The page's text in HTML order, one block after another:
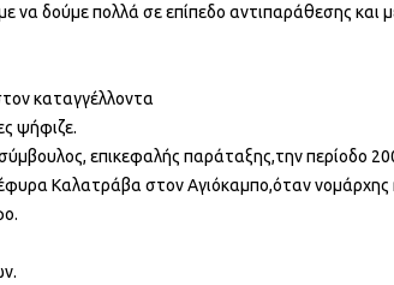
να δούμε πολλά σε επίπεδο αντιπαράθεσης
καταγγέλλοντα
ψήφιζε.
επικεφαλής παράταξης,την περίοδο
Καλατράβα στον Αγιόκαμπο,όταν